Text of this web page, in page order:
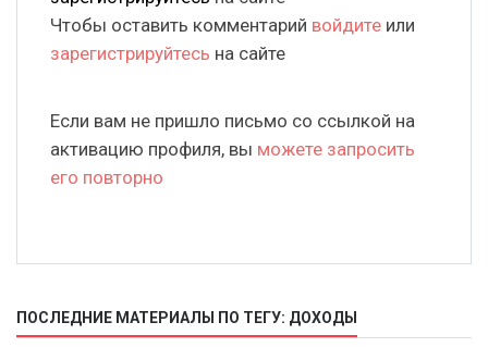
Чтобы оставить комментарий войдите или
зарегистрируйтесь на сайте
Если вам не пришло письмо со ссылкой на
активацию профиля, вы можете запросить
его повторно
ПОСЛЕДНИЕ МАТЕРИАЛЫ ПО ТЕГУ: ДОХОДЫ